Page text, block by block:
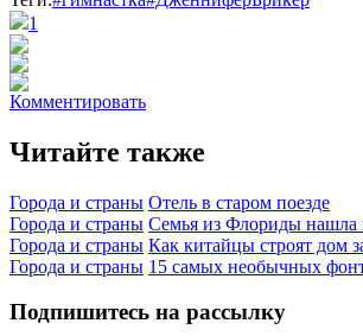
1
Комментировать
Читайте также
Города и страны Отель в старом поезде
Города и страны Семья из Флориды нашла
Города и страны Как китайцы строят дом
Города и страны 15 самых необычных
Подпишитесь на рассылку